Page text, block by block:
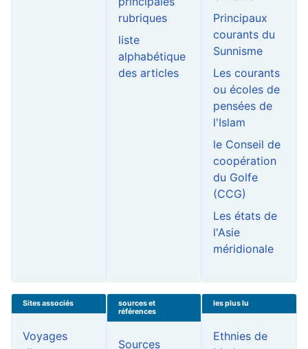
rubriques
liste
alphabétique
des articles
Principaux
courants du
Sunnisme
Les courants
ou écoles de
pensées de
l'Islam
le Conseil de
coopération
du Golfe
(CCG)
Les états de
l'Asie
méridionale
Sites associés
Voyages
sources et
références
Sources
les plus lu
Ethnies de